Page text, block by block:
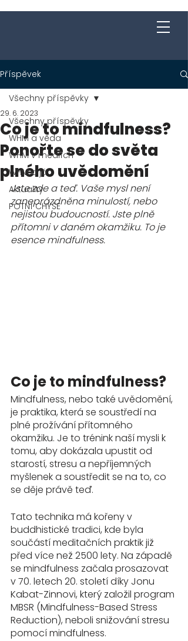
Příspěvek
Všechny příspěvky
WHM a věda
WHM v médiích
WHM a já
Aktuality
POTNÍ CHÝŠE
Všechny příspěvky
Co je to mindfulness?
Ponořte se do světa
plného uvědomění
29. 6. 2023
Jste zde a teď. Vaše mysl není
zaneprázdněna minulostí, nebo
nejistou budoucností. Jste plně
přítomni v daném okamžiku. To je
esence mindfulness.
Co je to mindfulness?
Mindfulness, nebo také uvědomění,
je praktika, která se soustředí na
plné prožívání přítomného
okamžiku. Je to trénink naší mysli k
tomu, aby dokázala upustit od
starostí, stresu a nepříjemných
myšlenek a soustředit se na to, co
se děje právě teď.
Tato technika má kořeny v
buddhistické tradici, kde byla
součástí meditačních praktik již
před více než 2500 lety. Na západě
se mindfulness začala prosazovat
v 70. letech 20. století díky Jonu
Kabat-Zinnovi, který založil program
MBSR (Mindfulness-Based Stress
Reduction), neboli snižování stresu
pomocí mindfulness.